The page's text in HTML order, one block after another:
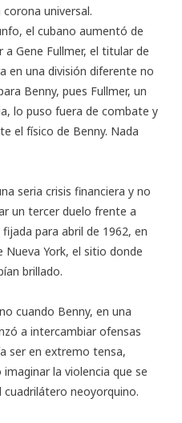
universal.
el cubano aumentó de
Gene Fullmer, el titular de
en una división diferente no
Benny, pues Fullmer, un
lo puso fuera de combate y
el físico de Benny. Nada
seria crisis financiera y no
un tercer duelo frente a
para abril de 1962, en
Nueva York, el sitio donde
brillado.
cuando Benny, en una
a intercambiar ofensas
ser en extremo tensa,
la violencia que se
neoyorquino.